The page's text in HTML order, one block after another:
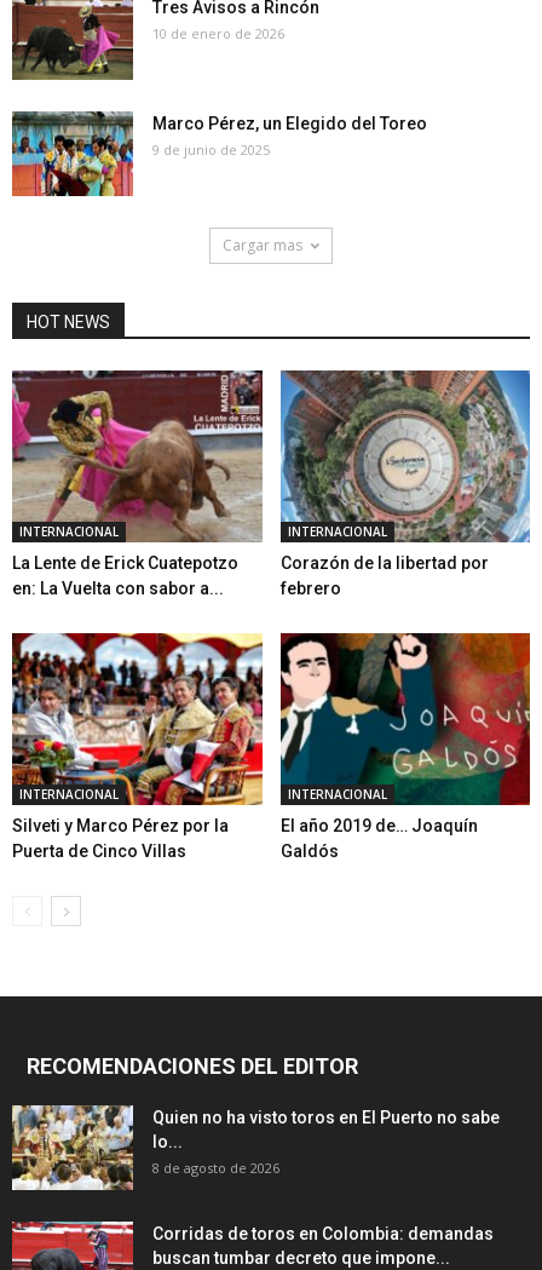
Tres Avisos a Rincón
10 de enero de 2026
Marco Pérez, un Elegido del Toreo
9 de junio de 2025
Cargar mas
HOT NEWS
INTERNACIONAL
La Lente de Erick Cuatepotzo
en: La Vuelta con sabor a...
INTERNACIONAL
Corazón de la libertad por
febrero
INTERNACIONAL
Silveti y Marco Pérez por la
Puerta de Cinco Villas
INTERNACIONAL
El año 2019 de… Joaquín
Galdós
RECOMENDACIONES DEL EDITOR
Quien no ha visto toros en El Puerto no sabe
lo...
8 de agosto de 2026
Corridas de toros en Colombia: demandas
buscan tumbar decreto que impone...